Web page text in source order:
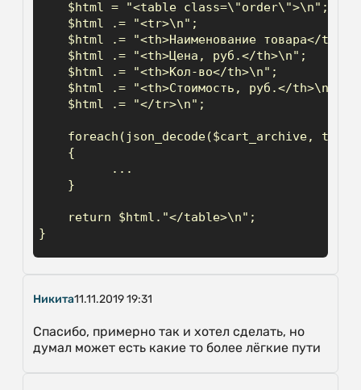
    $html = "<table class=\"order\">\n";
    $html .= "<tr>\n";
$html .= "<th>Наименование товара</
    $html .= "<th>Цена, руб.</th>\n";
    $html .= "<th>Кол-во</th>\n";
    $html .= "<th>Стоимость, руб.</th>\n";
    $html .= "</tr>\n";
foreach(json_decode($cart_archive,
    {
          ...
    }
    return $html."</table>\n";
}
Никита11.11.2019 19:31
Спасибо, примерно так и хотел сделать, но
думал может есть какие то более лёгкие пути